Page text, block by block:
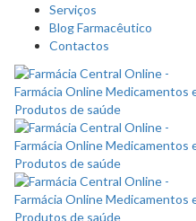
Serviços
Blog Farmacêutico
Contactos